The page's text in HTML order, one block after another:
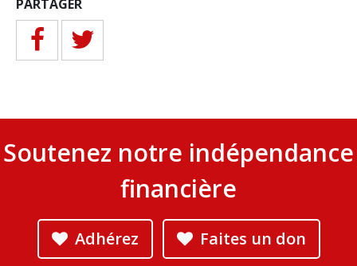
PARTAGER
Soutenez notre indépendance
financière
Adhérez Faites un don